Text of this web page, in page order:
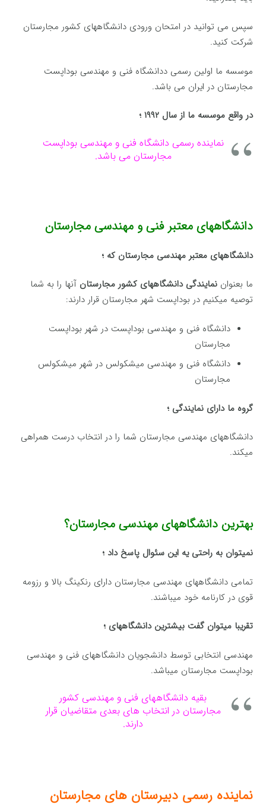
سپس می توانید در امتحان ورودی دانشگاههای کشور مجارستان
شرکت کنید.
موسسه ما اولین رسمی ددانشگاه فنی و مهندسی بوداپست
مجارستان در ایران می باشد.
در واقع موسسه ما از سال ۱۹۹۲ ؛
نماینده رسمی دانشگاه فنی و مهندسی بوداپست
مجارستان می باشد.
دانشگاههای معتبر فنی و مهندسی مجارستان
دانشگاههای معتبر مهندسی مجارستان که ؛
ما بعنواننمایندگی دانشگاههای کشور مجارستان آنها را به شما
توصیه میکنیم در بوداپست شهر مجارستان قرار دارند:
دانشگاه فنی و مهندسی بوداپست در شهر بوداپست
مجارستان
دانشگاه فنی و مهندسی میشکولس در شهر میشکولس
مجارستان
گروه ما دارای نمایندگی ؛
دانشگاههای مهندسی مجارستان شما را در انتخاب درست همراهی
میکند.
بهترین دانشگاههای مهندسی مجارستان؟
نمیتوان به راحتی یه این سئوال پاسخ داد ؛
تمامی دانشگاههای مهندسی مجارستان دارای رنکینگ بالا و رزومه
قوی در کارنامه خود میباشند.
تقریبا میتوان گفت بیشترین دانشگاههای ؛
مهندسی انتخابی توسط دانشجویان دانشگاههای فنی و مهندسی
بوداپست مجارستان میباشد.
بقیه دانشگاههای فنی و مهندسی کشور
مجارستان در انتخاب های بعدی متقاضیان قرار
دارند.
نماینده رسمی دبیرستان های مجارستان